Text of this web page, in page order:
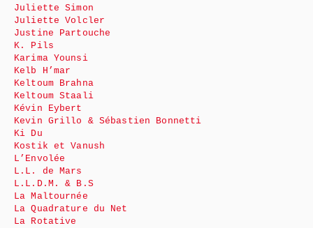
Juliette Simon
Juliette Volcler
Justine Partouche
K. Pils
Karima Younsi
Kelb H’mar
Keltoum Brahna
Keltoum Staali
Kévin Eybert
Kevin Grillo & Sébastien Bonnetti
Ki Du
Kostik et Vanush
L’Envolée
L.L. de Mars
L.L.D.M. & B.S
La Maltournée
La Quadrature du Net
La Rotative